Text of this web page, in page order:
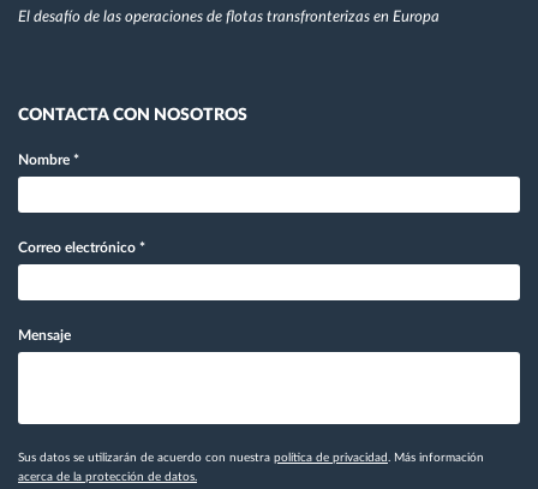
El desafío de las operaciones de flotas transfronterizas en Europa
CONTACTA CON NOSOTROS
Nombre *
Correo electrónico *
Mensaje
Sus datos se utilizarán de acuerdo con nuestra política de privacidad
. Más información
acerca de la protección de datos.